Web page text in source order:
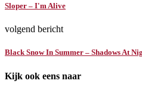
Sloper – I'm Alive
volgend bericht
Black Snow In Summer – Shadows At
Kijk ook eens naar